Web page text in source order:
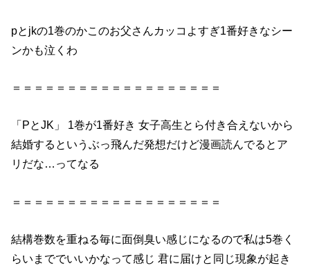
pと jkの1巻のかこのお父さんカッコよすぎ1番好き なシー
ンかも泣くわ
＝＝＝＝＝＝＝＝＝＝＝＝＝＝＝＝＝＝＝
「 PとJK 」 1巻が1番好き 女子高生とら付き合えないから
結婚するというぶっ飛んだ発想だけど漫画読んでる と ア
リだな…ってなる
＝＝＝＝＝＝＝＝＝＝＝＝＝＝＝＝＝＝＝
結構巻数を重ねる毎に面倒臭い感じになるので私は5巻く
らいまででいいかなって感じ 君に届けと 同じ現象が起き